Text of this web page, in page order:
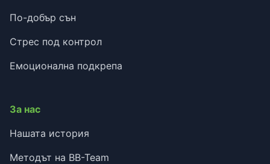
По-добър сън
Стрес под контрол
Емоционална подкрепа
За нас
Нашата история
Методът на BB-Team